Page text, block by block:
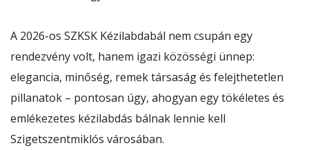
A 2026-os SZKSK Kézilabdabál nem csupán egy
rendezvény volt, hanem igazi közösségi ünnep:
elegancia, minőség, remek társaság és felejthetetlen
pillanatok – pontosan úgy, ahogyan egy tökéletes és
emlékezetes kézilabdás bálnak lennie kell
Szigetszentmiklós városában.